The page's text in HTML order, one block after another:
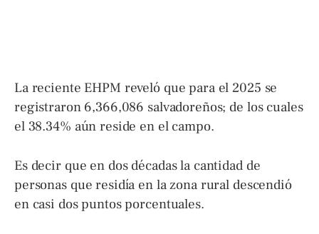
La reciente EHPM reveló que para el 2025 se
registraron 6,366,086 salvadoreños; de los cuales
el 38.34% aún reside en el campo.
Es decir que en dos décadas la cantidad de
personas que residía en la zona rural descendió
en casi dos puntos porcentuales.